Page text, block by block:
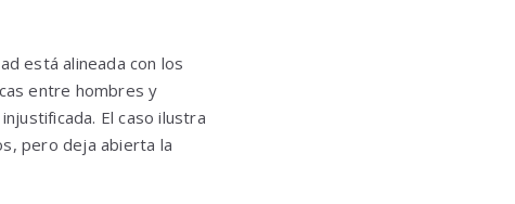
está alineada con los
entre hombres y
El caso ilustra
pero deja abierta la